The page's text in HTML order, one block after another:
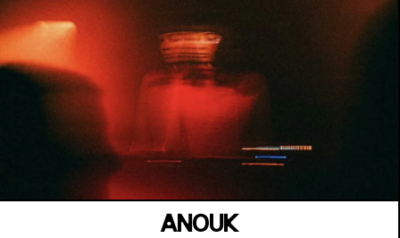
ANOUK
MANOIR DE KEROUAL
Samedi 04 juillet